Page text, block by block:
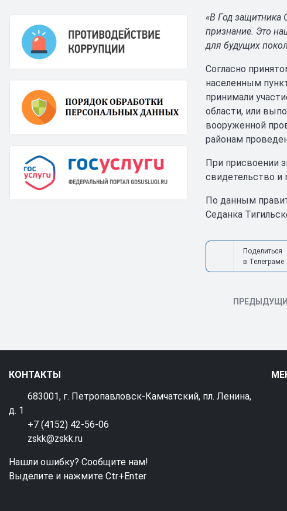
«В Год защитника
признание. Это
для будущих
Согласно
населенным
принимали
области, или
вооруженной
районам
При присвоении
свидетельство и
По данным
Седанка
Поделиться
в Телеграме
КОНТАКТЫ
683001, г. Петропавловск-Камчатский, пл. Ленина,
д. 1
+7 (4152) 42-56-06
zskk@zskk.ru
Нашли ошибку? Сообщите нам!
Выделите и нажмите Ctr+Enter